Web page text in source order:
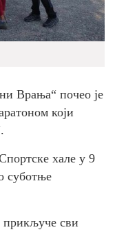
Врања“ почео је
који
хале у 9
суботње
сви